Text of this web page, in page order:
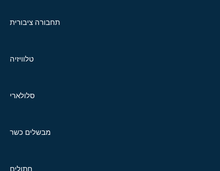
תחבורה ציבורית
טלוויזיה
סלולארי
מבשלים כשר
חתולים